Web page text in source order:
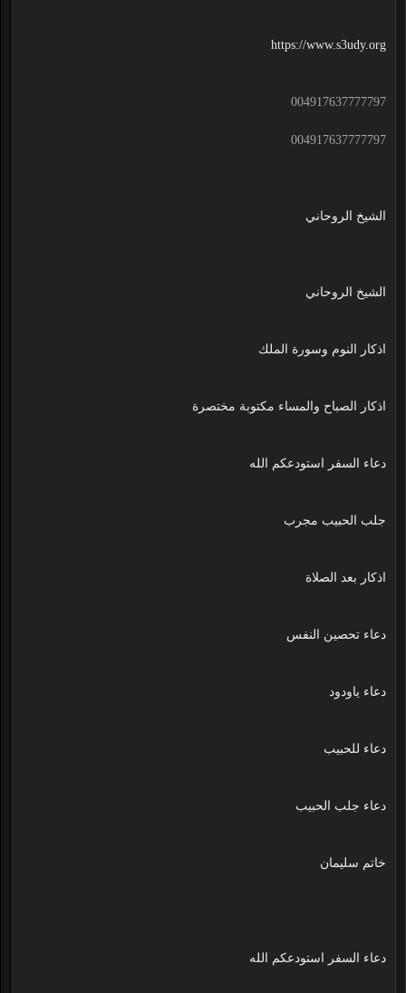
https://www.s3udy.org
004917637777797
004917637777797
الشيخ الروحاني
الشيخ الروحاني
اذكار النوم وسورة الملك
اذكار الصباح والمساء مكتوبة مختصرة
دعاء السفر استودعكم الله
جلب الحبيب مجرب
اذكار بعد الصلاة
دعاء تحصين النفس
دعاء ياودود
دعاء للحبيب
دعاء جلب الحبيب
خاتم سليمان
دعاء السفر استودعكم الله